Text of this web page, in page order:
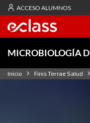
ACCESO ALUMNOS
MICROBIOLOGÍA
Inicio Finis Terrae Salud